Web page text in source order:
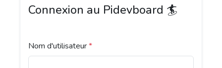
Connexion au Pidevboard 🏄
Nom d'utilisateur*